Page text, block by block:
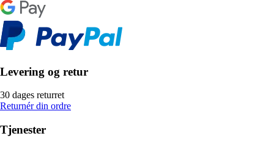
Levering og retur
30 dages returret
Returnér din ordre
Tjenester